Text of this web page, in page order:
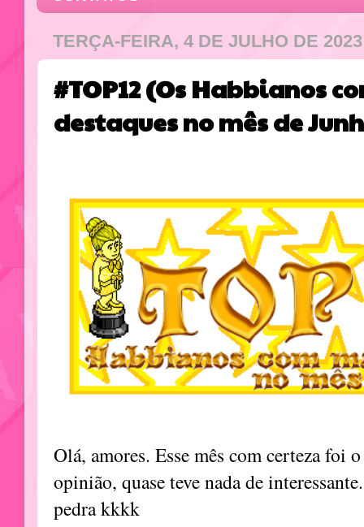
TERÇA-FEIRA, 4 DE JULHO DE 2023
#TOP12 (Os Habbianos
destaques no mês de
Olá, amores. Esse mês com certeza foi
opinião, quase teve nada de
pedra kkkk